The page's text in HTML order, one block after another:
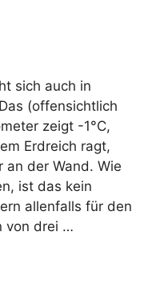
sich auch in
(offensichtlich
zeigt -1°C,
Erdreich ragt,
an der Wand. Wie
ist das kein
allenfalls für den
von drei …